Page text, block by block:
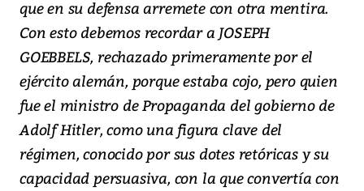
que en su defensa arremete con otra mentira.
Con esto debemos recordar a JOSEPH
GOEBBELS, rechazado primeramente por el
ejército alemán, porque estaba cojo, pero quien
fue el ministro de Propaganda del gobierno de
Adolf Hitler, como una figura clave del
régimen, conocido por sus dotes retóricas y su
capacidad persuasiva, con la que convertía con